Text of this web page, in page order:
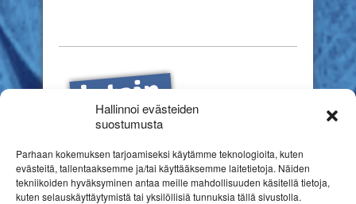
Hallinnoi evästeiden
suostumusta
Parhaan kokemuksen tarjoamiseksi käytämme teknologioita, kuten
evästeitä, tallentaaksemme ja/tai käyttääksemme laitetietoja. Näiden
tekniikoiden hyväksyminen antaa meille mahdollisuuden käsitellä tietoja,
kuten selauskäyttäytymistä tai yksilöllisiä tunnuksia tällä sivustolla.